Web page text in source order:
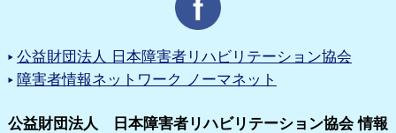
公益財団法人 日本障害者リハビリテーション協会
障害者情報ネットワーク ノーマネット
公益財団法人 日本障害者リハビリテーション協会 情報